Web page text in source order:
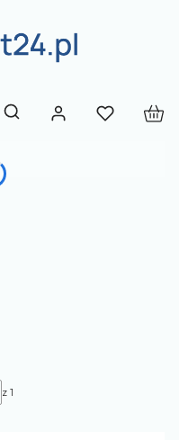
Otwórz wyszukiwarkę
z 1